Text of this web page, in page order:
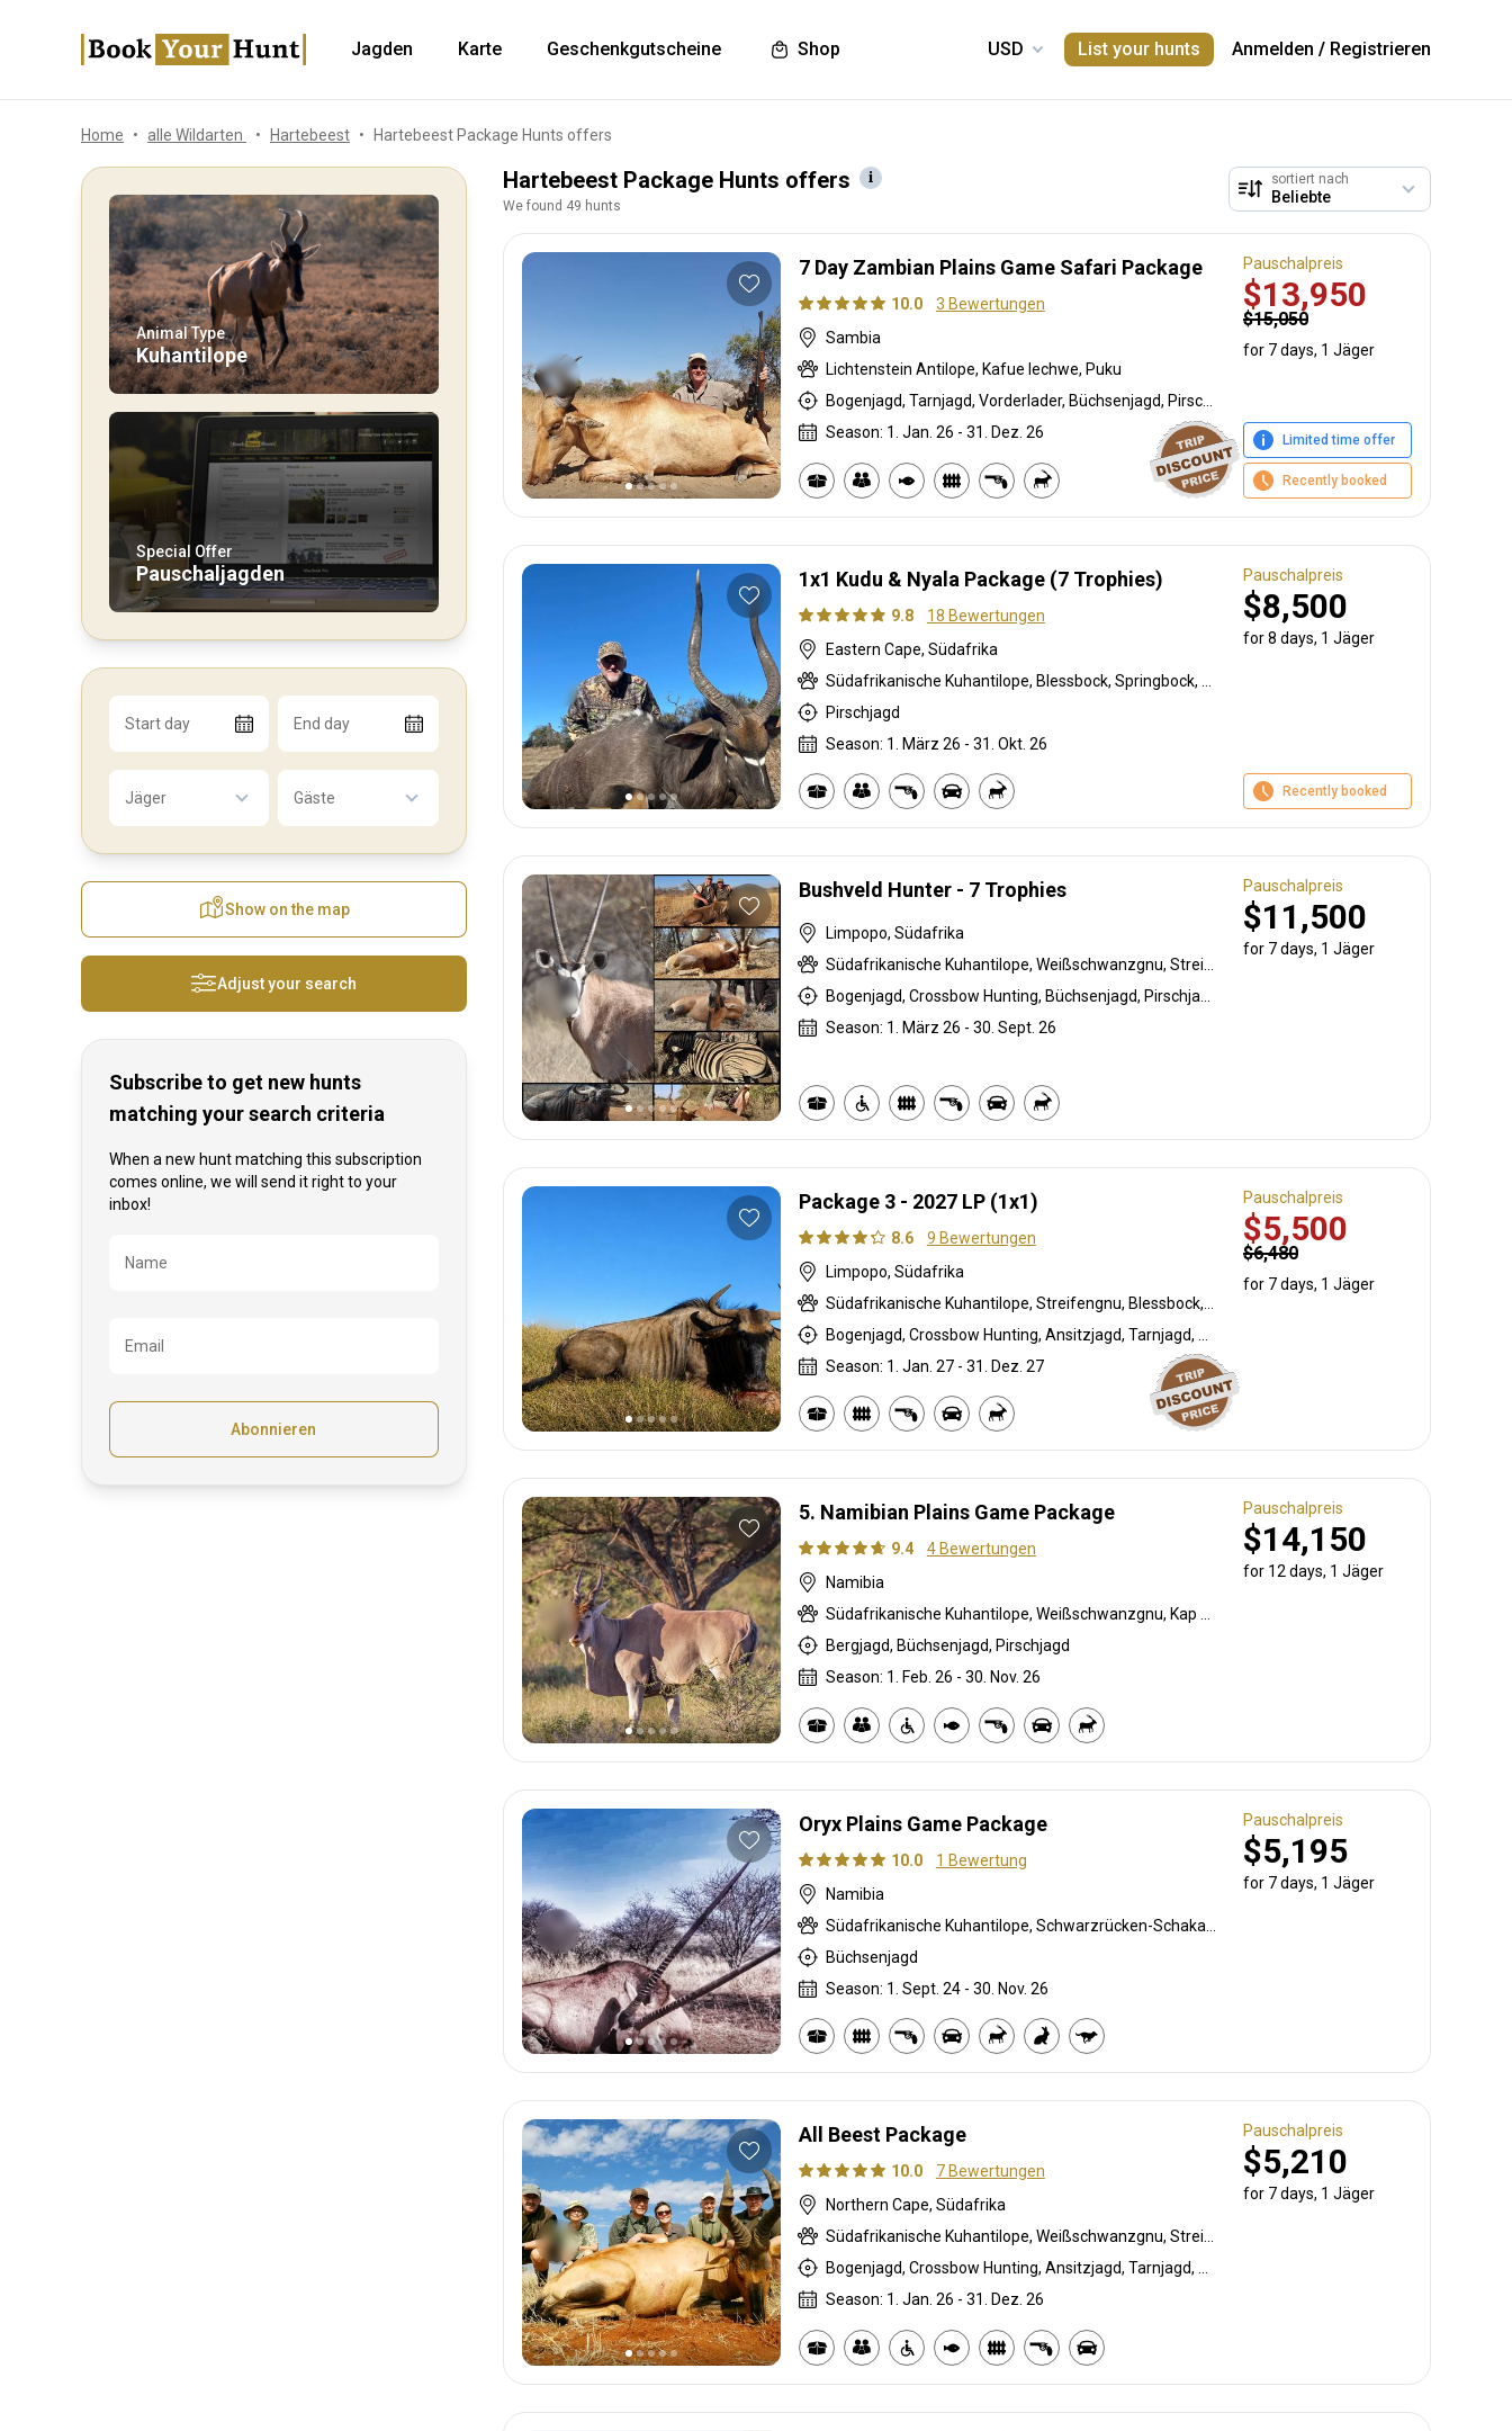
Jagden Karte Geschenkgutscheine Shop List your hunts Anmelden / Registrieren
Home alle Wildarten Hartebeest Hartebeest Package Hunts offers
Animal Type
Kuhantilope
Special Offer
Pauschaljagden
Start day End day
Jäger Gäste
Show on the map
Adjust your search
Subscribe to get new hunts
matching your search criteria
When a new hunt matching this subscription
comes online, we will send it right to your
inbox!
Bezeichnung
Name
Email
Abonnieren
Hartebeest Package Hunts offers
We found 49 hunts
sortiert nach
7 Day Zambian Plains Game Safari Package
10.0
3 Bewertungen
Sambia
Lichtenstein Antilope, Kafue lechwe, Puku
Bogenjagd, Tarnjagd, Vorderlader, Büchsenjagd, Pirschjagd
Season: 1. Jan. 26 - 31. Dez. 26
Pauschalpreis
$13,950
$15,050
for 7 days, 1 Jäger
Limited time offer
Recently booked
1x1 Kudu & Nyala Package (7 Trophies)
9.8
18 Bewertungen
Eastern Cape, Südafrika
Pirschjagd
Season: 1. März 26 - 31. Okt. 26
Pauschalpreis
$8,500
for 8 days, 1 Jäger
Recently booked
Bushveld Hunter - 7 Trophies
Limpopo, Südafrika
Season: 1. März 26 - 30. Sept. 26
Pauschalpreis
$11,500
for 7 days, 1 Jäger
Package 3 - 2027 LP (1x1)
8.6
9 Bewertungen
Limpopo, Südafrika
Season: 1. Jan. 27 - 31. Dez. 27
Pauschalpreis
$5,500
$6,480
for 7 days, 1 Jäger
5. Namibian Plains Game Package
9.4
4 Bewertungen
Namibia
Bergjagd, Büchsenjagd, Pirschjagd
Season: 1. Feb. 26 - 30. Nov. 26
Pauschalpreis
$14,150
for 12 days, 1 Jäger
Oryx Plains Game Package
10.0
1 Bewertung
Namibia
Büchsenjagd
Season: 1. Sept. 24 - 30. Nov. 26
Pauschalpreis
$5,195
for 7 days, 1 Jäger
All Beest Package
10.0
7 Bewertungen
Northern Cape, Südafrika
Season: 1. Jan. 26 - 31. Dez. 26
Pauschalpreis
$5,210
for 7 days, 1 Jäger